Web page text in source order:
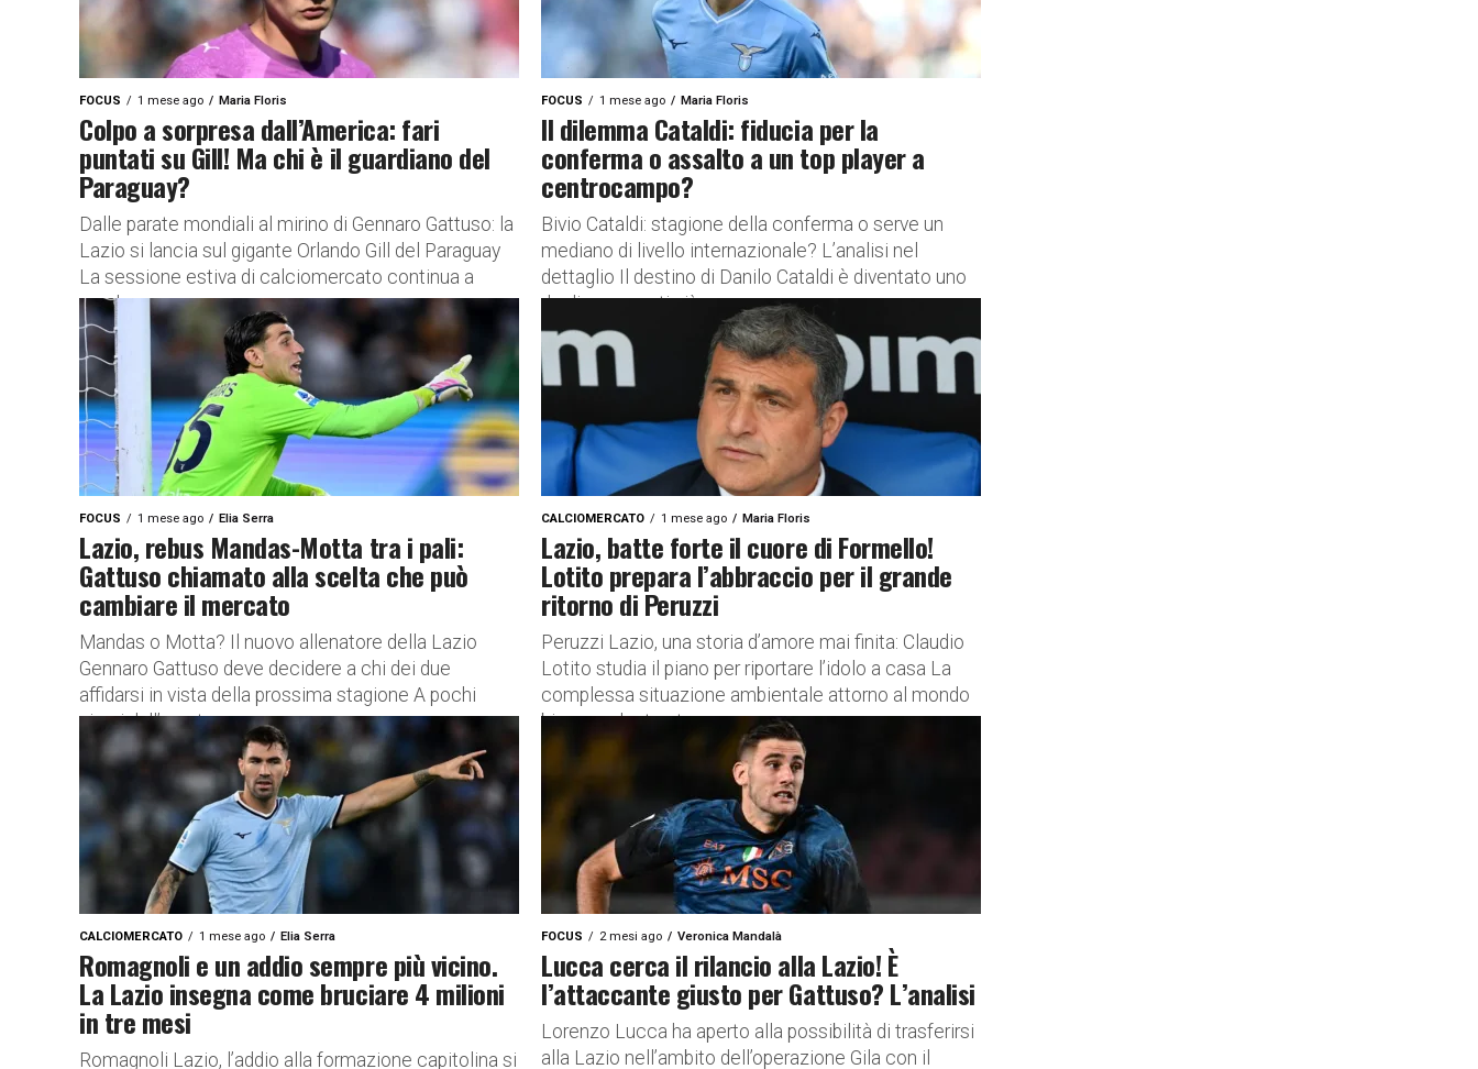
FOCUS 1 mese ago Maria Floris
Colpo a sorpresa dall’America: fari
puntati su Gill! Ma chi è il guardiano del
Paraguay?
Dalle parate mondiali al mirino di Gennaro Gattuso: la
Lazio si lancia sul gigante Orlando Gill del Paraguay
La sessione estiva di calciomercato continua a
regalare...
FOCUS 1 mese ago Maria Floris
Il dilemma Cataldi: fiducia per la
conferma o assalto a un top player a
centrocampo?
Bivio Cataldi: stagione della conferma o serve un
mediano di livello internazionale? L’analisi nel
dettaglio Il destino di Danilo Cataldi è diventato uno
degli argomenti più...
FOCUS 1 mese ago Elia Serra
Lazio, rebus Mandas-Motta tra i pali:
Gattuso chiamato alla scelta che può
cambiare il mercato
Mandas o Motta? Il nuovo allenatore della Lazio
Gennaro Gattuso deve decidere a chi dei due
affidarsi in vista della prossima stagione A pochi
giorni dall’apertura...
CALCIOMERCATO 1 mese ago Maria Floris
Lazio, batte forte il cuore di Formello!
Lotito prepara l’abbraccio per il grande
ritorno di Peruzzi
Peruzzi Lazio, una storia d’amore mai finita: Claudio
Lotito studia il piano per riportare l’idolo a casa La
complessa situazione ambientale attorno al mondo
biancoceleste sta...
CALCIOMERCATO 1 mese ago Elia Serra
Romagnoli e un addio sempre più vicino.
La Lazio insegna come bruciare 4 milioni
in tre mesi
Romagnoli Lazio, l’addio alla formazione capitolina si
FOCUS 2 mesi ago Veronica Mandalà
Lucca cerca il rilancio alla Lazio! È
l’attaccante giusto per Gattuso? L’analisi
Lorenzo Lucca ha aperto alla possibilità di trasferirsi
alla Lazio nell’ambito dell’operazione Gila con il